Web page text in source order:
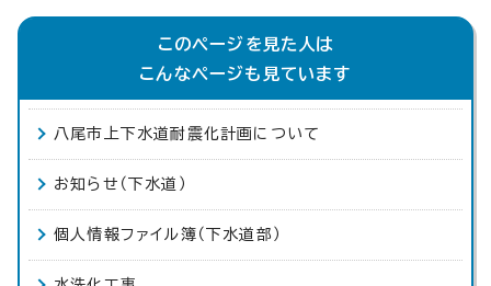
このページを見た人は
こんなページも見ています
八尾市上下水道耐震化計画について
お知らせ（下水道）
個人情報ファイル簿（下水道部）